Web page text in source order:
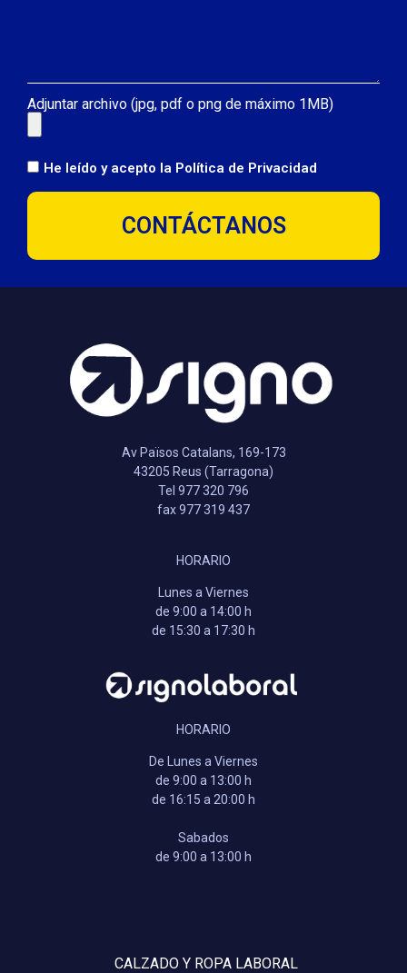
Adjuntar archivo (jpg, pdf o png de máximo 1MB)
He leído y acepto la Política de Privacidad
CONTÁCTANOS
Av Països Catalans, 169-173
43205 Reus (Tarragona)
Tel 977 320 796
fax 977 319 437
HORARIO
Lunes a Viernes
de 9:00 a 14:00 h
de 15:30 a 17:30 h
HORARIO
De Lunes a Viernes
de 9:00 a 13:00 h
de 16:15 a 20:00 h
Sabados
de 9:00 a 13:00 h
CALZADO Y ROPA LABORAL